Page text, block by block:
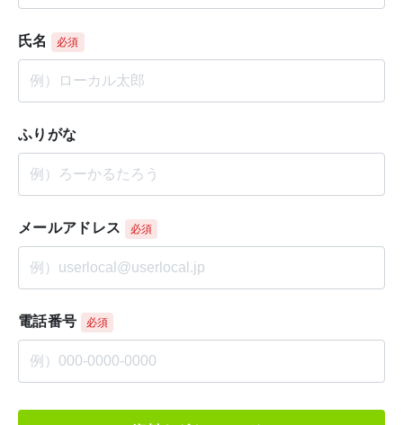
氏名 必須
ふりがな
メールアドレス 必須
電話番号 必須